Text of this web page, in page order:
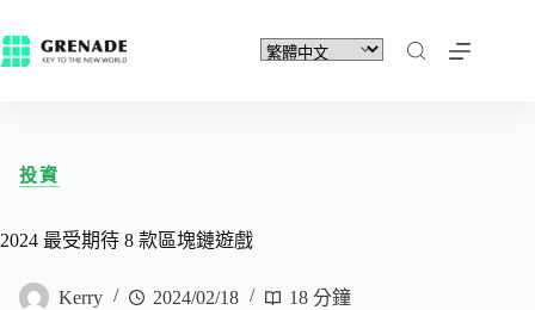
投資
2024 最受期待 8 款區塊鏈遊戲
Kerry 2024/02/18 18 分鐘